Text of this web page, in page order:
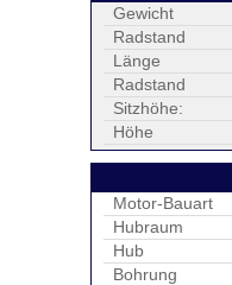
Gewicht
Radstand
Länge
Radstand
Sitzhöhe:
Höhe
Motor-Bauart
Hubraum
Hub
Bohrung